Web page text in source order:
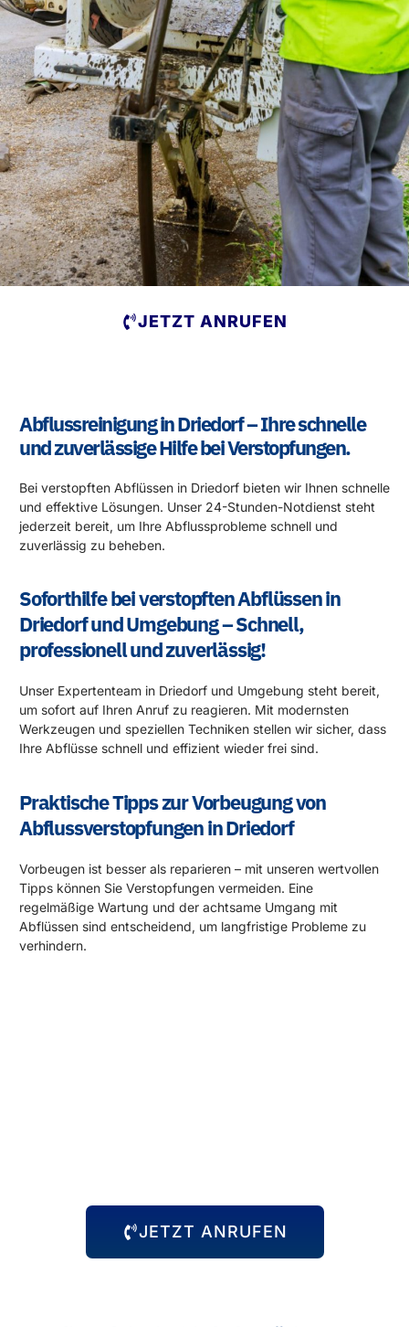
JETZT ANRUFEN
Abflussreinigung in Driedorf – Ihre schnelle
und zuverlässige Hilfe bei Verstopfungen.
Bei verstopften Abflüssen in Driedorf bieten wir Ihnen schnelle
und effektive Lösungen. Unser 24-Stunden-Notdienst steht
jederzeit bereit, um Ihre Abflussprobleme schnell und
zuverlässig zu beheben.
Soforthilfe bei verstopften Abflüssen in
Driedorf und Umgebung – Schnell,
professionell und zuverlässig!
Unser Expertenteam in Driedorf und Umgebung steht bereit,
um sofort auf Ihren Anruf zu reagieren. Mit modernsten
Werkzeugen und speziellen Techniken stellen wir sicher, dass
Ihre Abflüsse schnell und effizient wieder frei sind.
Praktische Tipps zur Vorbeugung von
Abflussverstopfungen in Driedorf
Vorbeugen ist besser als reparieren – mit unseren wertvollen
Tipps können Sie Verstopfungen vermeiden. Eine
regelmäßige Wartung und der achtsame Umgang mit
Abflüssen sind entscheidend, um langfristige Probleme zu
verhindern.
JETZT ANRUFEN